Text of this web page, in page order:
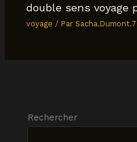
double sens voyage
voyage / Par
Rechercher